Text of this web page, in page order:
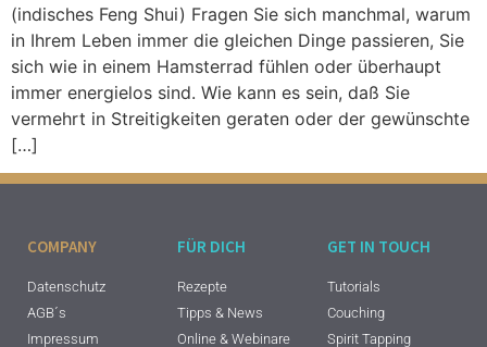
(indisches Feng Shui) Fragen Sie sich manchmal, warum
in Ihrem Leben immer die gleichen Dinge passieren, Sie
sich wie in einem Hamsterrad fühlen oder überhaupt
immer energielos sind. Wie kann es sein, daß Sie
vermehrt in Streitigkeiten geraten oder der gewünschte
[…]
COMPANY
Datenschutz
AGB´s
Impressum
FÜR DICH
Rezepte
Tipps & News
Online & Webinare
GET IN TOUCH
Tutorials
Couching
Spirit Tapping